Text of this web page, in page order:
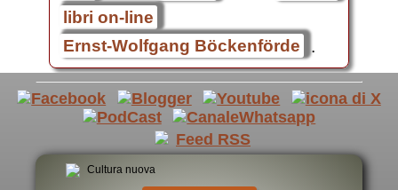
libri on-line
Ernst-Wolfgang Böckenförde